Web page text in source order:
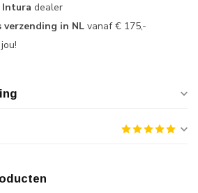
Intura dealer
verzending in NL vanaf € 175,-